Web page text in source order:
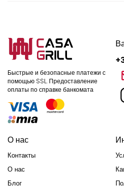
Быстрые и безопасные платежи с
помощью SSL. Предоставление
оплаты по справке банкомата
О нас
Контакты
О нас
Блог